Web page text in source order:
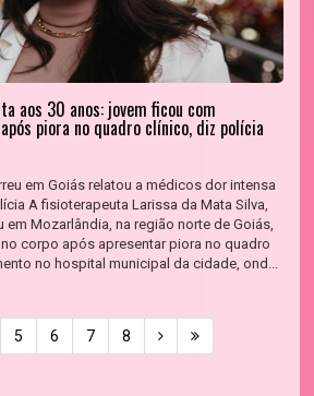
aos 30 anos: jovem ficou com
piora no quadro clínico, diz polícia
em Goiás relatou a médicos dor intensa
A fisioterapeuta Larissa da Mata Silva,
em Mozarlândia, na região norte de Goiás,
corpo após apresentar piora no quadro
no hospital municipal da cidade, ond...
5 6 7 8